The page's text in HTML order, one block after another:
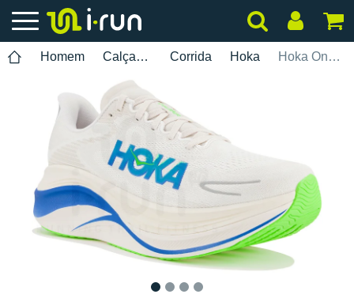
Homem Calçados Corrida Hoka Hoka One One Skyward X 2